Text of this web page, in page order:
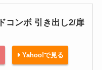
コンボ 引き出し2/扉
Yahoo!で見る